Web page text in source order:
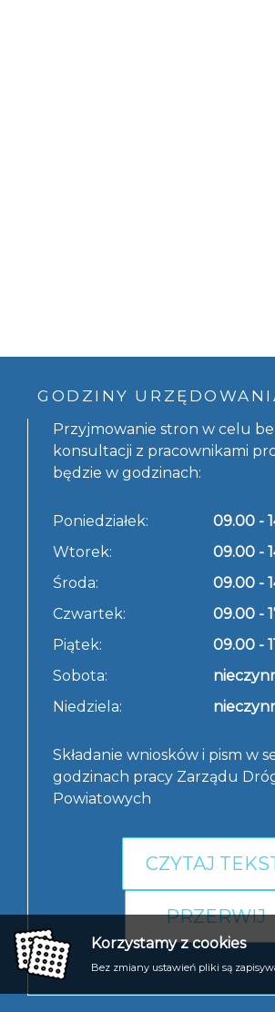
GODZINY
Przyjmowanie stron w celu
konsultacji z pracownikami
będzie w godzinach:
Poniedziałek:
09.00 -
Wtorek:
09.00 -
Środa:
09.00 -
Czwartek:
09.00 -
Piątek:
09.00 -
Sobota:
Niedziela:
Składanie wniosków i pism w
godzinach pracy Zarządu
Powiatowych
CZYTAJ
PRZERWIJ
Korzystamy z cookies
Bez zmiany ustawień pliki są